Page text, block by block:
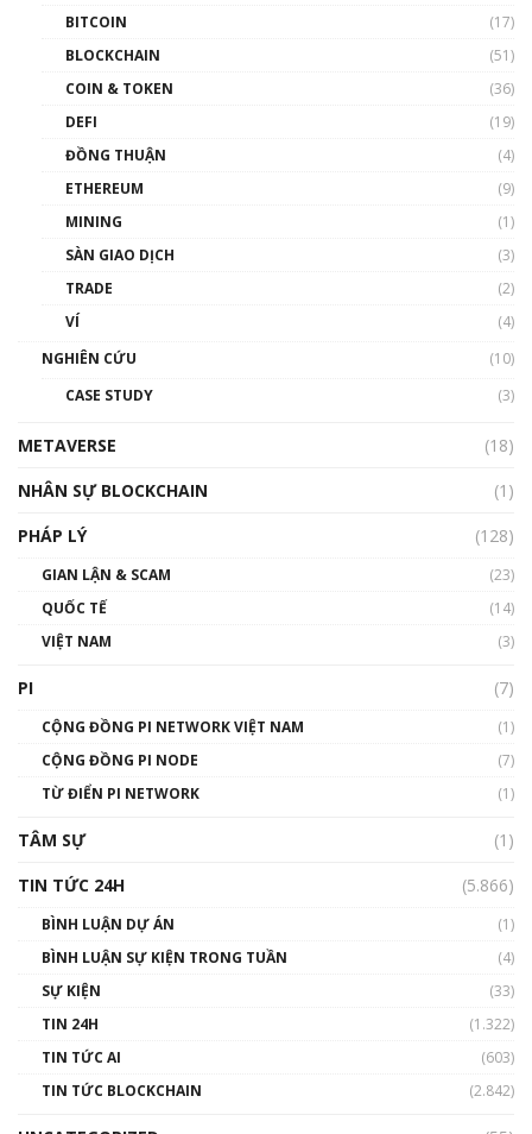
như thể nào?
00:39:31
Phổ cập Blockchain
thống & Crypto qua các cuộc chiến | Phổ cập
01:32:59
gió ấm
Talkshow 14: MemeCoin – Trò đùa tỷ đô
01:29:26
BITCOIN
(17)
BLOCKCHAIN
(51)
COIN & TOKEN
(36)
DEFI
(19)
ĐỒNG THUẬN
(4)
ETHEREUM
(9)
MINING
(1)
SÀN GIAO DỊCH
(3)
TRADE
(2)
VÍ
(4)
NGHIÊN CỨU
(10)
CASE STUDY
(3)
METAVERSE
(18)
NHÂN SỰ BLOCKCHAIN
(1)
PHÁP LÝ
(128)
GIAN LẬN & SCAM
(23)
QUỐC TẾ
(14)
VIỆT NAM
(3)
PI (7)
CỘNG ĐỒNG PI NETWORK VIỆT NAM
(1)
CỘNG ĐỒNG PI NODE
(7)
TỪ ĐIỂN PI NETWORK
(1)
TÂM SỰ
(1)
TIN TỨC 24H
(5.866)
BÌNH LUẬN DỰ ÁN
(1)
BÌNH LUẬN SỰ KIỆN TRONG TUẦN
(4)
SỰ KIỆN
(33)
TIN 24H
(1.322)
TIN TỨC AI
(603)
TIN TỨC BLOCKCHAIN
(2.842)